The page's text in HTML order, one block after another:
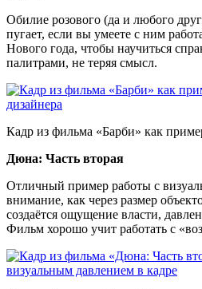
Обилие розового (да и любого
пугает, если вы умеете с ним
Нового года, чтобы научиться
палитрами, не теряя смысл.
Кадр из фильма «Барби» как
Дюна: Часть вторая
Отличный пример работы с
внимание, как через размер
создаётся ощущение власти,
Фильм хорошо учит работать с